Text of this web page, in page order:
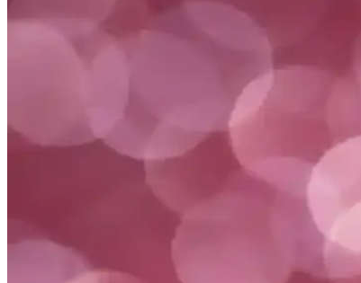
Doğum sonrası vücut şekillendirme ürünleri, bel, karın ve
Doğum sonrası korseler, karın ve bel desteği sağlayarak
Doğum Sonrası Korseler Karşılaştırması:
Bu makalede, Raj ve Wicromed doğum sonrası korselerinin
Doğum Sonrası Korseler Karşılaştırması:
İki popüler doğum sonrası korse markası Berger ve
Doğum Sonrası Saç Yapısında Değişiklikler: